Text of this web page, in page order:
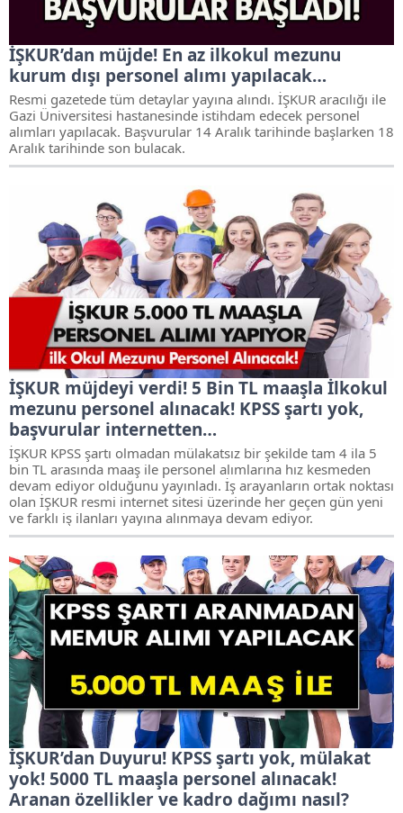
İŞKUR’dan müjde! En az ilkokul mezunu
kurum dışı personel alımı yapılacak…
Resmi gazetede tüm detaylar yayına alındı. İŞKUR aracılığı ile
Gazi Üniversitesi hastanesinde istihdam edecek personel
alımları yapılacak. Başvurular 14 Aralık tarihinde başlarken 18
Aralık tarihinde son bulacak.
İŞKUR müjdeyi verdi! 5 Bin TL maaşla İlkokul
mezunu personel alınacak! KPSS şartı yok,
başvurular internetten…
İŞKUR KPSS şartı olmadan mülakatsız bir şekilde tam 4 ila 5
bin TL arasında maaş ile personel alımlarına hız kesmeden
devam ediyor olduğunu yayınladı. İş arayanların ortak noktası
olan İŞKUR resmi internet sitesi üzerinde her geçen gün yeni
ve farklı iş ilanları yayına alınmaya devam ediyor.
İŞKUR’dan Duyuru! KPSS şartı yok, mülakat
yok! 5000 TL maaşla personel alınacak!
Aranan özellikler ve kadro dağımı nasıl?